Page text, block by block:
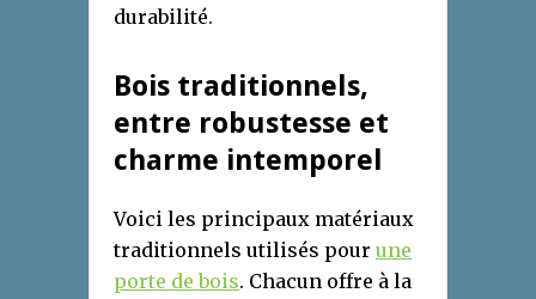
durabilité.
Bois traditionnels,
entre robustesse et
charme intemporel
Voici les principaux matériaux
traditionnels utilisés pour une
porte de bois. Chacun offre à la